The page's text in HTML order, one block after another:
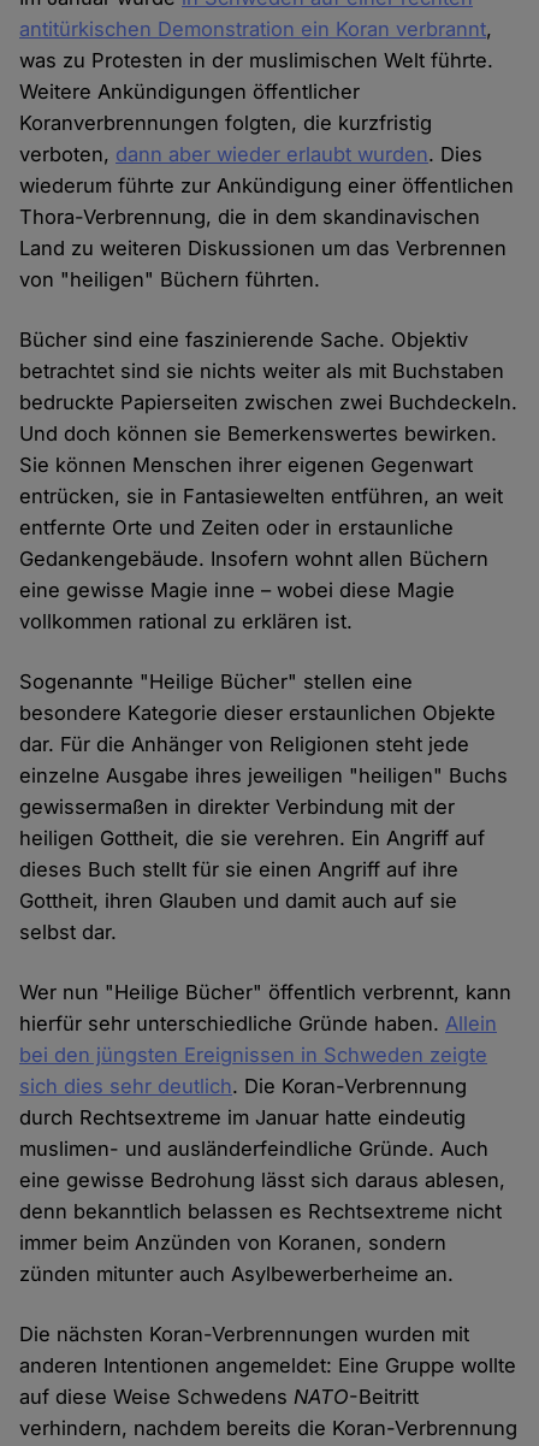
antitürkischen Demonstration ein Koran verbrannt,
was zu Protesten in der muslimischen Welt führte.
Weitere Ankündigungen öffentlicher
Koranverbrennungen folgten, die kurzfristig
verboten, dann aber wieder erlaubt wurden. Dies
wiederum führte zur Ankündigung einer öffentlichen
Thora-Verbrennung, die in dem skandinavischen
Land zu weiteren Diskussionen um das Verbrennen
von "heiligen" Büchern führten.
Bücher sind eine faszinierende Sache. Objektiv
betrachtet sind sie nichts weiter als mit Buchstaben
bedruckte Papierseiten zwischen zwei Buchdeckeln.
Und doch können sie Bemerkenswertes bewirken.
Sie können Menschen ihrer eigenen Gegenwart
entrücken, sie in Fantasiewelten entführen, an weit
entfernte Orte und Zeiten oder in erstaunliche
Gedankengebäude. Insofern wohnt allen Büchern
eine gewisse Magie inne – wobei diese Magie
vollkommen rational zu erklären ist.
Sogenannte "Heilige Bücher" stellen eine
besondere Kategorie dieser erstaunlichen Objekte
dar. Für die Anhänger von Religionen steht jede
einzelne Ausgabe ihres jeweiligen "heiligen" Buchs
gewissermaßen in direkter Verbindung mit der
heiligen Gottheit, die sie verehren. Ein Angriff auf
dieses Buch stellt für sie einen Angriff auf ihre
Gottheit, ihren Glauben und damit auch auf sie
selbst dar.
Wer nun "Heilige Bücher" öffentlich verbrennt, kann
hierfür sehr unterschiedliche Gründe haben.Allein
bei den jüngsten Ereignissen in Schweden zeigte
sich dies sehr deutlich. Die Koran-Verbrennung
durch Rechtsextreme im Januar hatte eindeutig
muslimen- und ausländerfeindliche Gründe. Auch
eine gewisse Bedrohung lässt sich daraus ablesen,
denn bekanntlich belassen es Rechtsextreme nicht
immer beim Anzünden von Koranen, sondern
zünden mitunter auch Asylbewerberheime an.
Die nächsten Koran-Verbrennungen wurden mit
anderen Intentionen angemeldet: Eine Gruppe wollte
auf diese Weise SchwedensNATO-Beitritt
verhindern, nachdem bereits die Koran-Verbrennung